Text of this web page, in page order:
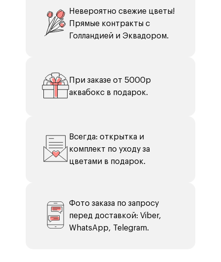
Невероятно свежие цветы!
Прямые контракты с
Голландией и Эквадором.
При заказе от 5000р
аквабокс в подарок.
Всегда: открытка и
комплект по уходу за
цветами в подарок.
Фото заказа по запросу
перед доставкой: Viber,
WhatsApp, Telegram.